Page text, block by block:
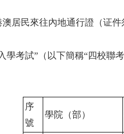
居民來往內地通行證（证件
學考試”（以下簡稱“四校
序
號
學院（部）